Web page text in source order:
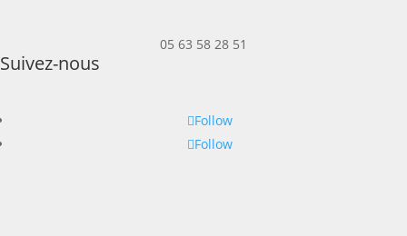
05 63 58 28 51
Suivez-nous
Follow
Follow